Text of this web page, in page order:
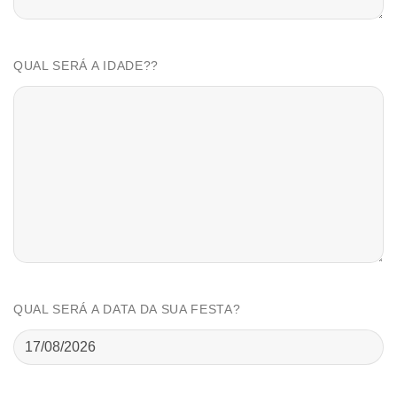
QUAL SERÁ A IDADE??
QUAL SERÁ A DATA DA SUA FESTA?